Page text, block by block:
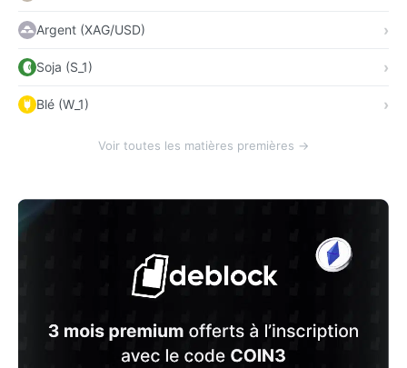
Argent (XAG/USD)
Soja (S_1)
Blé (W_1)
Voir toutes les matières premières →